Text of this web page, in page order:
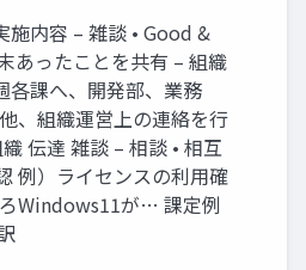
施内容 – 雑談 • Good &
あったことを共有 – 組織
各課へ、開発部、業務
、組織運営上の連絡を行
伝達 雑談 – 相談 • 相互
例）ライセンスの利用確
Windows11が… 課定例